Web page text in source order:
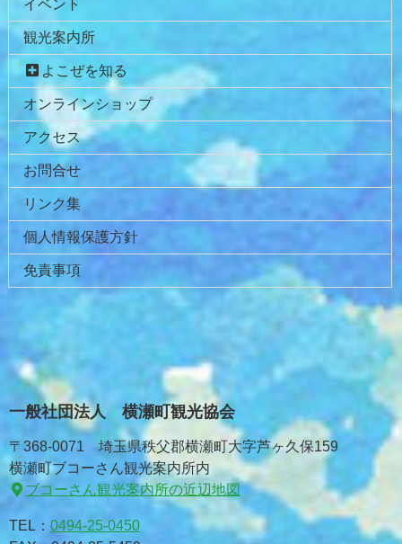
文
頭
る
へ
イベント
観光案内所
よこぜを知る
オンラインショップ
アクセス
お問合せ
リンク集
個人情報保護方針
免責事項
一般社団法人 横瀬町観光協会
〒368-0071 埼玉県秩父郡横瀬町大字芦ヶ久保159
横瀬町ブコーさん観光案内所内
ブコーさん観光案内所の近辺地図
TEL： 0494-25-0450